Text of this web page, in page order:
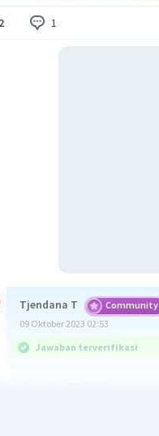
2 1
Tjendana T Community
09 Oktober 2023 02:53
Jawaban terverifikasi